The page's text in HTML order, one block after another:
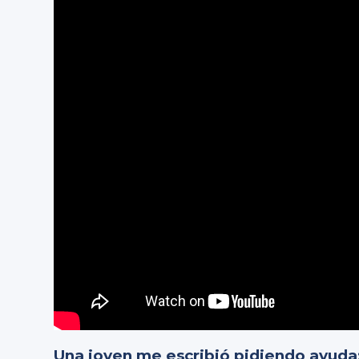
Una joven me escribió pidiendo